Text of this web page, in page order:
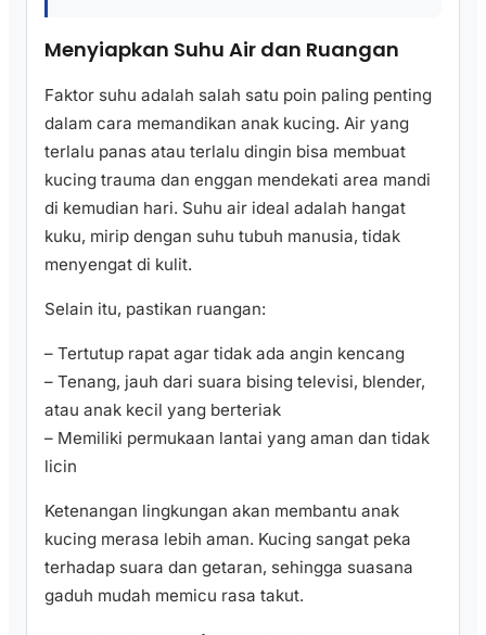
Menyiapkan Suhu Air dan Ruangan
Faktor suhu adalah salah satu poin paling penting
dalam cara memandikan anak kucing. Air yang
terlalu panas atau terlalu dingin bisa membuat
kucing trauma dan enggan mendekati area mandi
di kemudian hari. Suhu air ideal adalah hangat
kuku, mirip dengan suhu tubuh manusia, tidak
menyengat di kulit.
Selain itu, pastikan ruangan:
– Tertutup rapat agar tidak ada angin kencang
– Tenang, jauh dari suara bising televisi, blender,
atau anak kecil yang berteriak
– Memiliki permukaan lantai yang aman dan tidak
licin
Ketenangan lingkungan akan membantu anak
kucing merasa lebih aman. Kucing sangat peka
terhadap suara dan getaran, sehingga suasana
gaduh mudah memicu rasa takut.